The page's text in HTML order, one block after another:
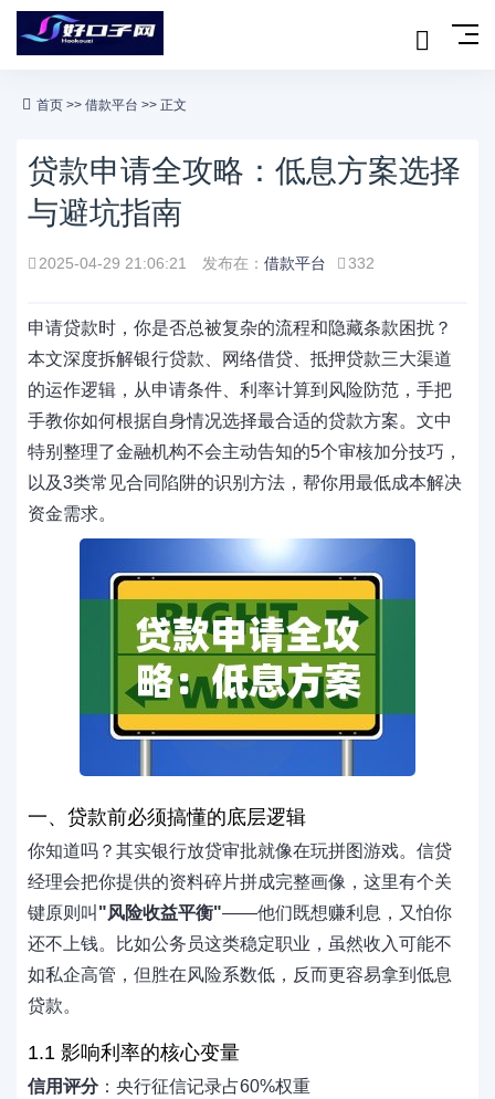
首页 >> 借款平台 >> 正文
贷款申请全攻略：低息方案选择
与避坑指南
2025-04-29 21:06:21 发布在： 借款平台 332
申请贷款时，你是否总被复杂的流程和隐藏条款困扰？
本文深度拆解银行贷款、网络借贷、抵押贷款三大渠道
的运作逻辑，从申请条件、利率计算到风险防范，手把
手教你如何根据自身情况选择最合适的贷款方案。文中
特别整理了金融机构不会主动告知的5个审核加分技巧，
以及3类常见合同陷阱的识别方法，帮你用最低成本解决
资金需求。
一、贷款前必须搞懂的底层逻辑
你知道吗？其实银行放贷审批就像在玩拼图游戏。信贷
经理会把你提供的资料碎片拼成完整画像，这里有个关
键原则叫 "风险收益平衡"——他们既想赚利息，又怕你
还不上钱。比如公务员这类稳定职业，虽然收入可能不
如私企高管，但胜在风险系数低，反而更容易拿到低息
贷款。
1.1 影响利率的核心变量
信用评分：央行征信记录占60%权重